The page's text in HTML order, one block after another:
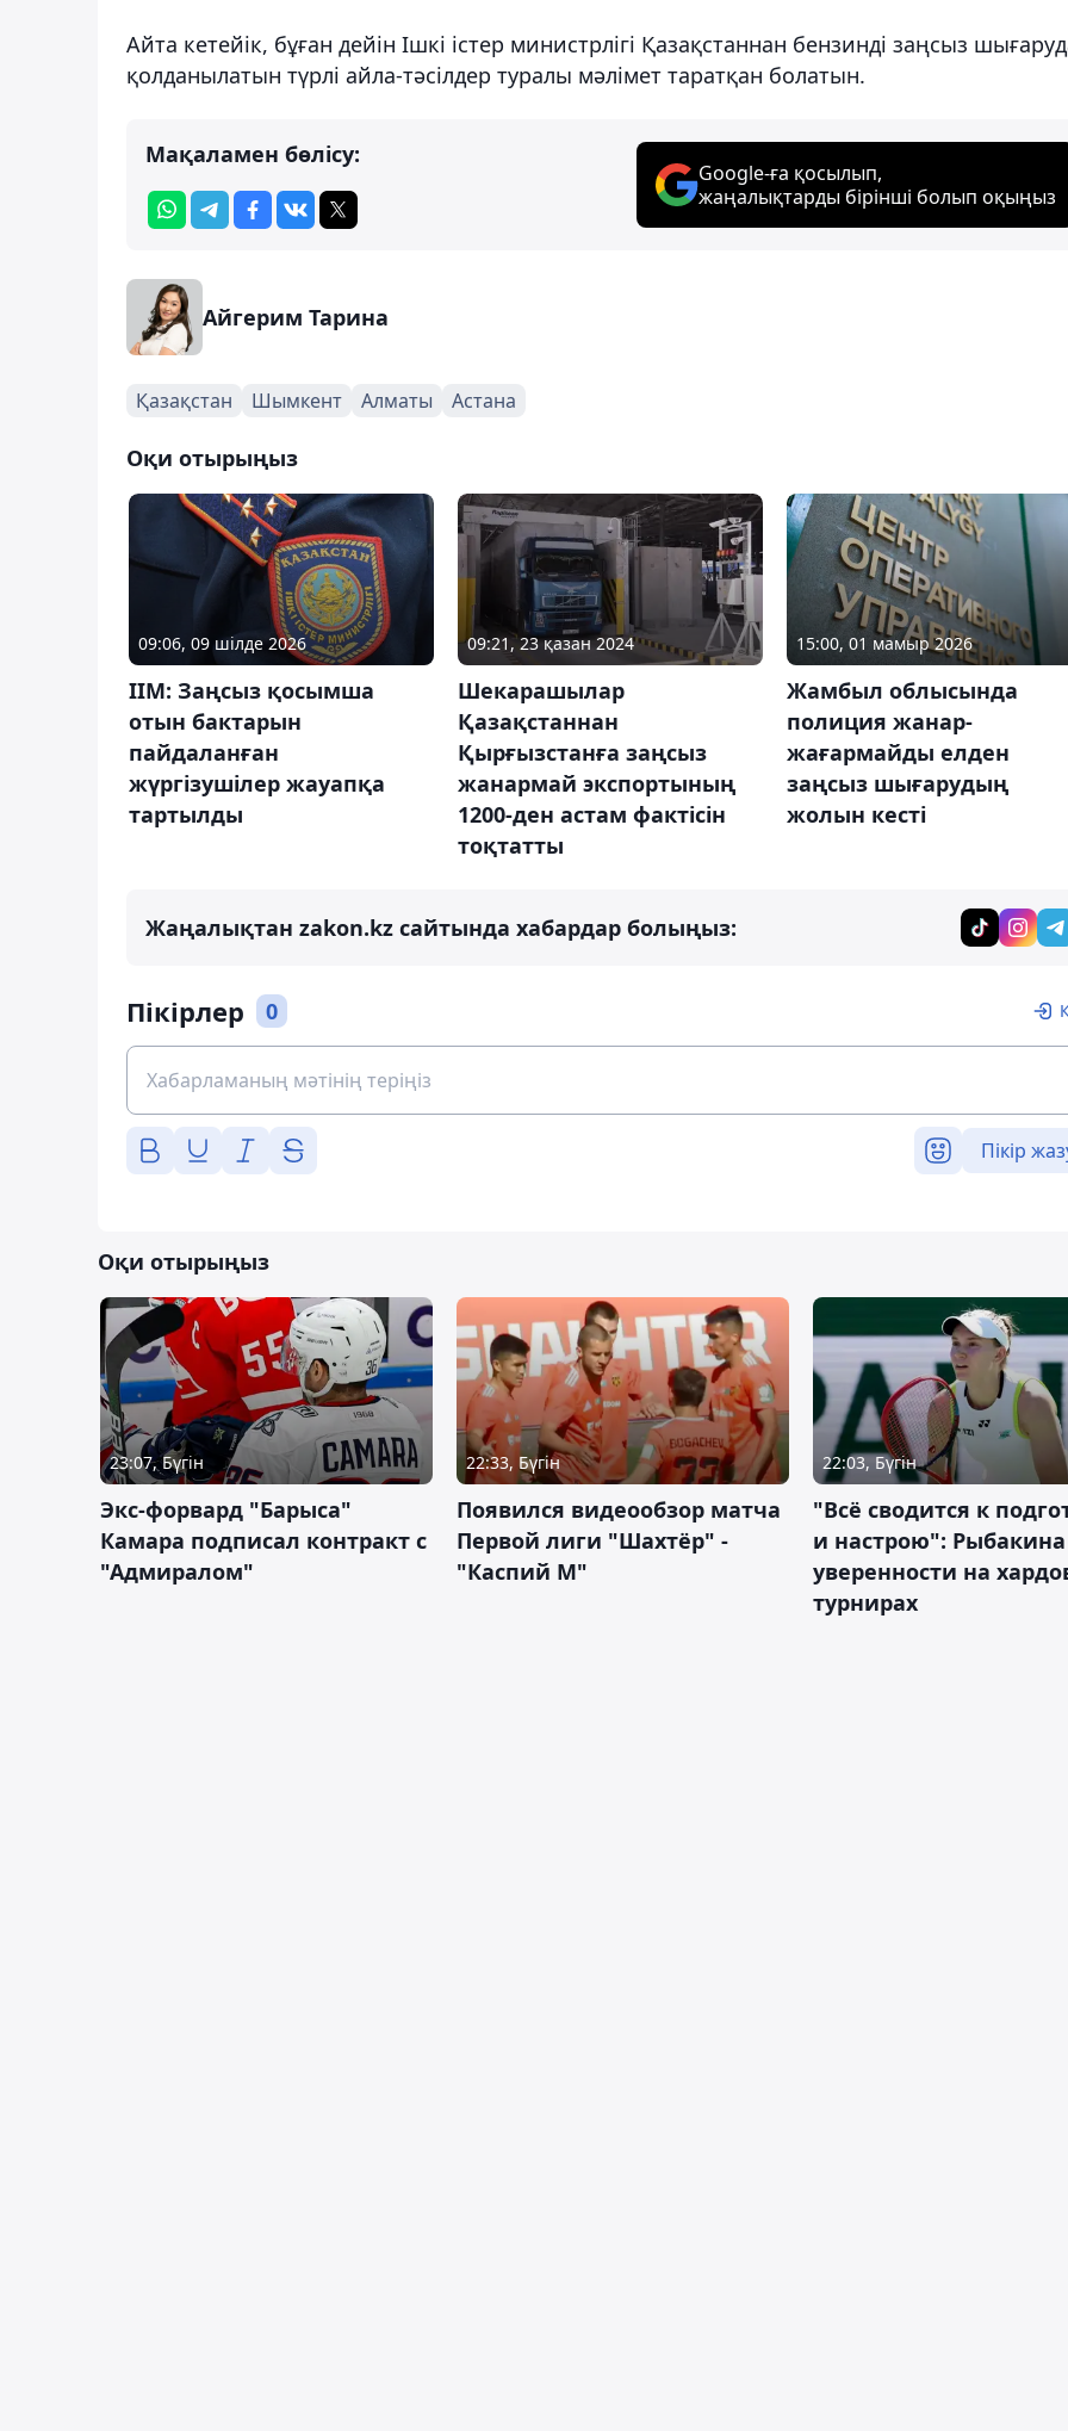
Айта кетейік, бұған дейін Ішкі істер министрлігі Қазақстаннан бензинді заңсыз
қолданылатын түрлі айла-тәсілдер туралы мәлімет таратқан болатын.
Мақаламен бөлісу:
Google-ға қосылып,
жаңалықтарды бірінші болып оқыңыз
Айгерим Тарина
Қазақстан Шымкент Алматы Астана
Оқи отырыңыз
09:06, 09 шілде 2026
ІІМ: Заңсыз қосымша
отын бактарын
пайдаланған
жүргізушілер жауапқа
тартылды
09:21, 23 қазан 2024
Шекарашылар
Қазақстаннан
Қырғызстанға заңсыз
жанармай экспортының
1200-ден астам фактісін
тоқтатты
15:00, 01 мамыр 2026
Жамбыл облысында
полиция жанар-
жағармайды елден
заңсыз шығарудың
жолын кесті
Жаңалықтан zakon.kz сайтында хабардар болыңыз:
Пікірлер 0
Пікір
Оқи отырыңыз
23:07, Бүгін
Экс-форвард "Барыса"
Камара подписал контракт с
"Адмиралом"
22:33, Бүгін
Появился видеообзор матча
Первой лиги "Шахтёр" -
"Каспий М"
22:03, Бүгін
"Всё сводится к
и настрою": Рыбакина
уверенности на
турнирах